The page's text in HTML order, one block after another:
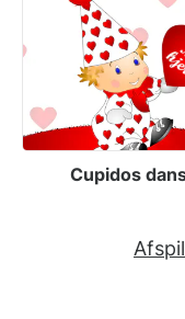
Cupidos